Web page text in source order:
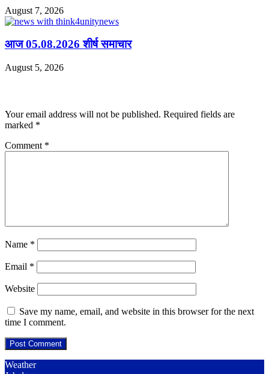
August 7, 2026
आज 05.08.2026 शीर्ष समाचार
August 5, 2026
Your email address will not be published. Required fields are
marked *
Comment *
Name *
Email *
Website
Save my name, email, and website in this browser for the next
time I comment.
Weather